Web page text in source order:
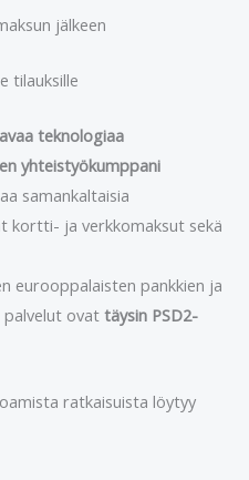
jälkeen
tilauksille
teknologiaa
yhteistyökumppani
samankaltaisia
kortti- ja verkkomaksut sekä
eurooppalaisten pankkien ja
palvelut ovat täysin PSD2-
ratkaisuista löytyy